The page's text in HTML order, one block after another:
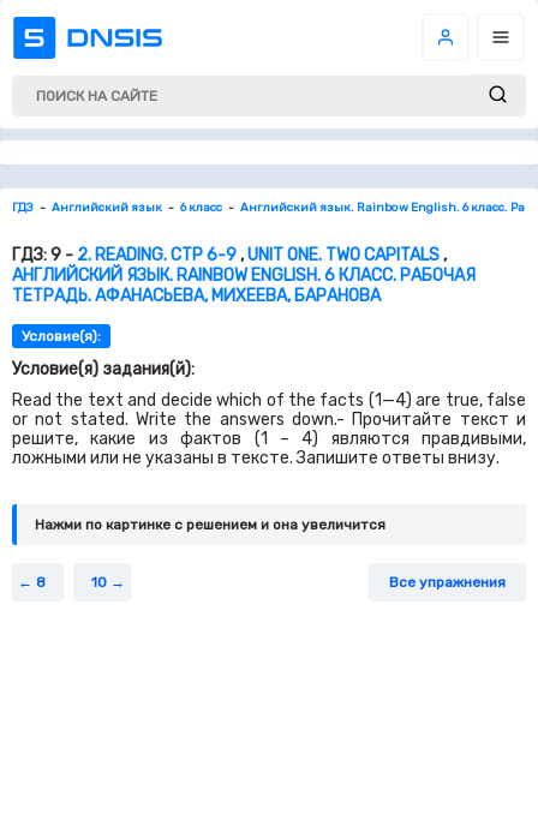
ГДЗ Английский язык 6 класс Английский язык. Rainbow English. 6 класс.
ГДЗ: 9 - 2. READING. СТР 6-9,UNIT ONE. TWO CAPITALS,
АНГЛИЙСКИЙ ЯЗЫК. RAINBOW ENGLISH. 6 КЛАСС. РАБОЧАЯ
ТЕТРАДЬ. АФАНАСЬЕВА, МИХЕЕВА, БАРАНОВА
Условие(я):
Условие(я) задания(й):
Read the text and decide which of the facts (1—4) are true, false
or not stated. Write the answers down.- Прочитайте текст и
решите, какие из фактов (1 – 4) являются правдивыми,
ложными или не указаны в тексте. Запишите ответы внизу.
Нажми по картинке c решением и она увеличится
8 10 Все упражнения